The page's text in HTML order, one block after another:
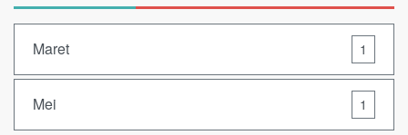
Maret 1
Mei 1